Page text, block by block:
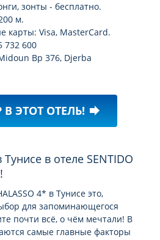
зонты - бесплатно.
м.
карты: Visa, MasterCard.
732 600
Bp 376, Djerba
ЭТОТ ОТЕЛЬ! forward
4* в Тунисе это,
для запоминающегося
почти всё, о чём мечтали! В
самые главные факторы